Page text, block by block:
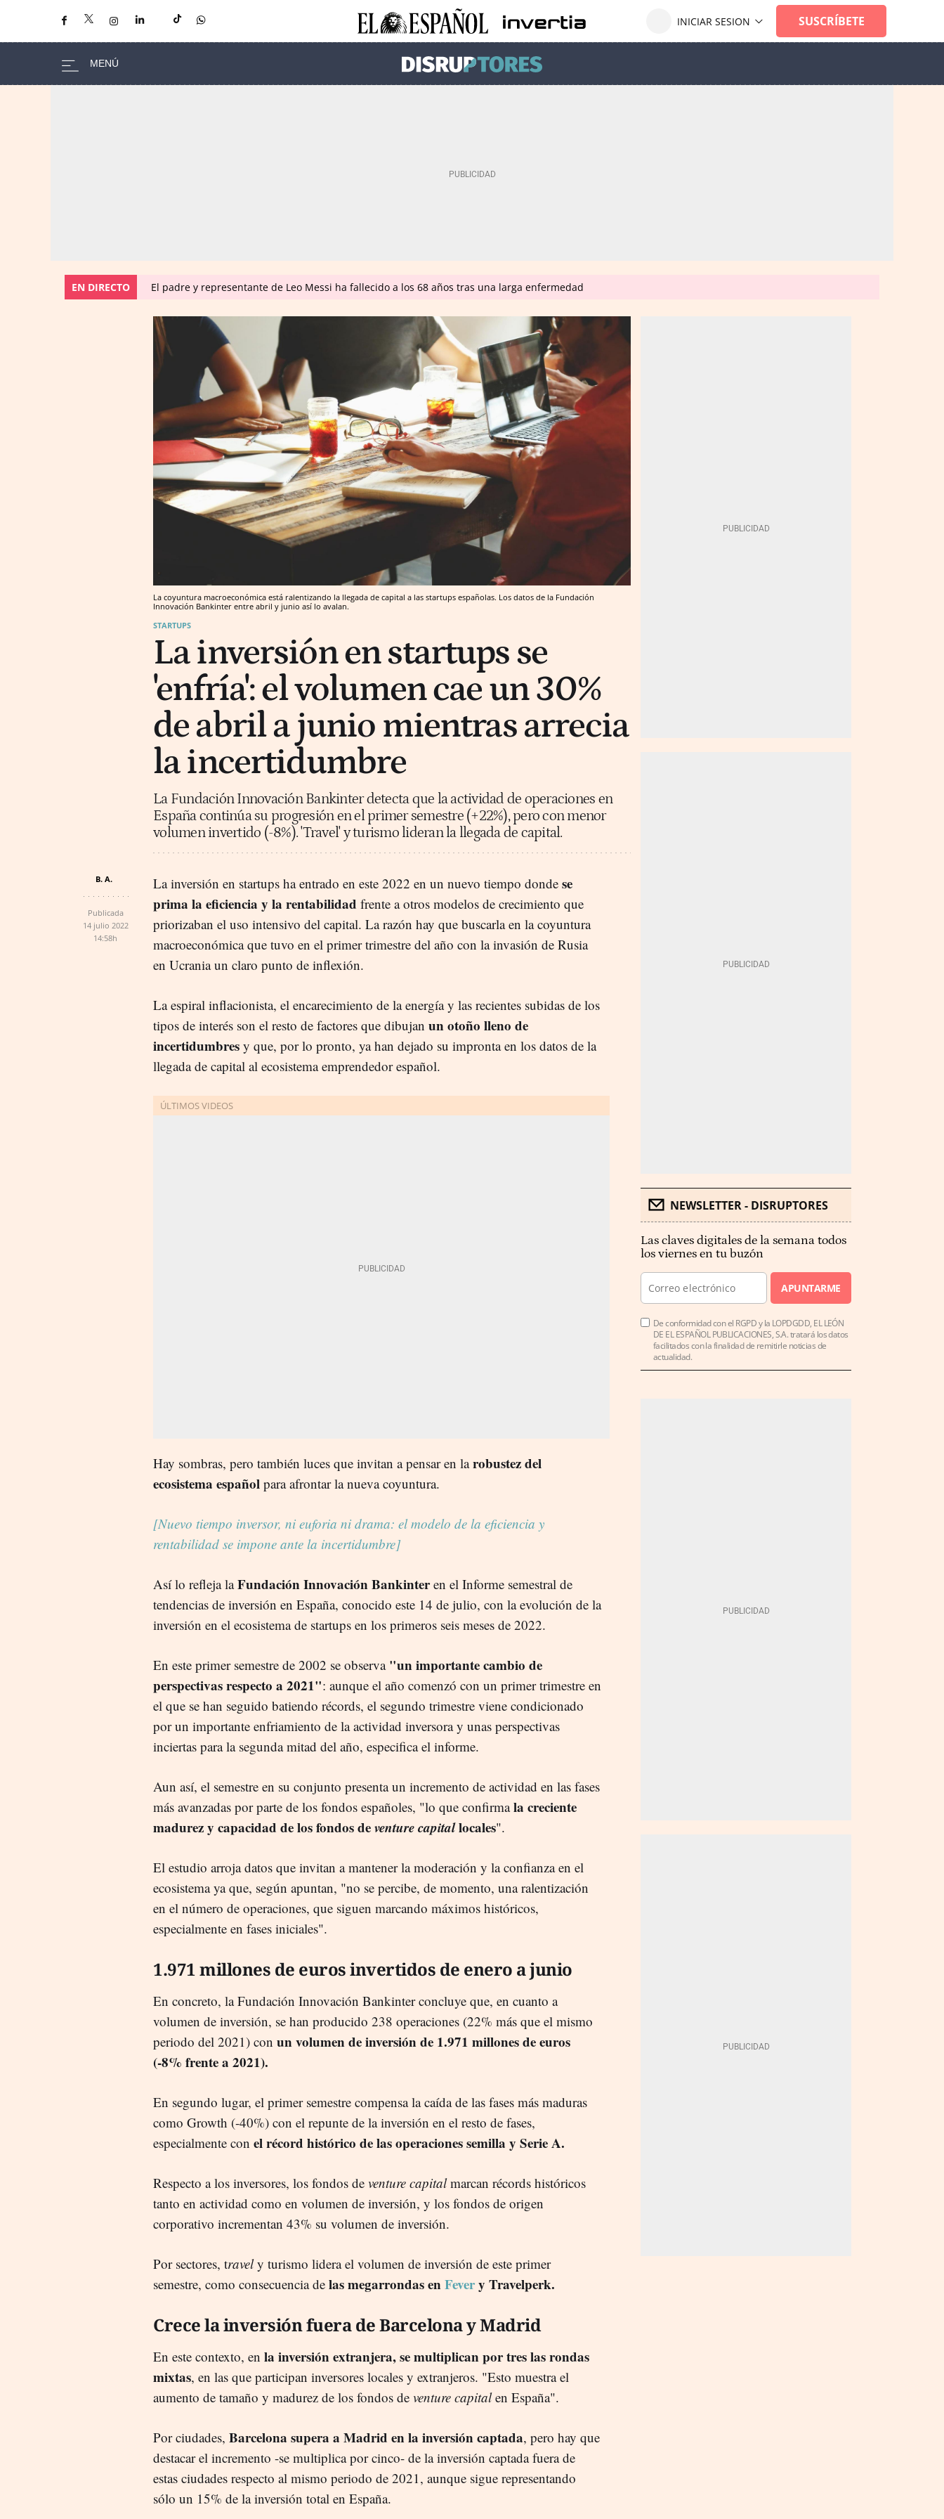
EN DIRECTO El padre y representante de Leo Messi ha fallecido a los 68 años tras una larga enfermedad
La coyuntura macroeconómica está ralentizando la llegada de capital a las startups españolas. Los datos de la Fundación
Innovación Bankinter entre abril y junio así lo avalan.
STARTUPS
La inversión en startups se
'enfría': el volumen cae un 30%
de abril a junio mientras arrecia
la incertidumbre
La Fundación Innovación Bankinter detecta que la actividad de operaciones en
España continúa su progresión en el primer semestre (+22%), pero con menor
volumen invertido (-8%). 'Travel' y turismo lideran la llegada de capital.
B. A.
Publicada
14 julio 2022
14:58h
La inversión en startups ha entrado en este 2022 en un nuevo tiempo donde se
prima la eficiencia y la rentabilidad frente a otros modelos de crecimiento que
priorizaban el uso intensivo del capital. La razón hay que buscarla en la coyuntura
macroeconómica que tuvo en el primer trimestre del año con la invasión de Rusia
en Ucrania un claro punto de inflexión.
La espiral inflacionista, el encarecimiento de la energía y las recientes subidas de los
tipos de interés son el resto de factores que dibujan un otoño lleno de
incertidumbres y que, por lo pronto, ya han dejado su impronta en los datos de la
llegada de capital al ecosistema emprendedor español.
Hay sombras, pero también luces que invitan a pensar en larobustez del
ecosistema español para afrontar la nueva coyuntura.
[Nuevo tiempo inversor, ni euforia ni drama: el modelo de la eficiencia y
rentabilidad se impone ante la incertidumbre]
Así lo refleja laFundación Innovación Bankinteren el Informe semestral de
tendencias de inversión en España, conocido este 14 de julio, con la evolución de la
inversión en el ecosistema de startups en los primeros seis meses de 2022.
En este primer semestre de 2002 se observa "un importante cambio de
perspectivas respecto a 2021": aunque el año comenzó con un primer trimestre en
el que se han seguido batiendo récords, el segundo trimestre viene condicionado
por un importante enfriamiento de la actividad inversora y unas perspectivas
inciertas para la segunda mitad del año, especifica el informe.
Aun así, el semestre en su conjunto presenta un incremento de actividad en las fases
más avanzadas por parte de los fondos españoles, "lo que confirmala creciente
madurez y capacidad de los fondos deventure capitallocales".
El estudio arroja datos que invitan a mantener la moderación y la confianza en el
ecosistema ya que, según apuntan, "no se percibe, de momento, una ralentización
en el número de operaciones, que siguen marcando máximos históricos,
especialmente en fases iniciales".
1.971 millones de euros invertidos de enero a junio
En concreto, la Fundación Innovación Bankinter concluye que, en cuanto a
volumen de inversión, se han producido 238 operaciones (22% más que el mismo
periodo del 2021) con un volumen de inversión de 1.971 millones de euros
(-8% frente a 2021).
En segundo lugar, el primer semestre compensa la caída de las fases más maduras
como Growth (-40%) con el repunte de la inversión en el resto de fases,
especialmente con el récord histórico de las operaciones semilla y Serie A.
Respecto a los inversores, los fondos de venture capitalmarcan récords históricos
tanto en actividad como en volumen de inversión, y los fondos de origen
corporativo incrementan 43% su volumen de inversión.
Por sectores, travely turismo lidera el volumen de inversión de este primer
semestre, como consecuencia de las megarrondas enFevery Travelperk.
Crece la inversión fuera de Barcelona y Madrid
En este contexto, en la inversión extranjera, se multiplican por tres las rondas
mixtas, en las que participan inversores locales y extranjeros. "Esto muestra el
aumento de tamaño y madurez de los fondos de venture capitalen España".
Por ciudades, Barcelona supera a Madrid en la inversión captada, pero hay que
destacar el incremento -se multiplica por cinco- de la inversión captada fuera de
estas ciudades respecto al mismo periodo de 2021, aunque sigue representando
sólo un 15% de la inversión total en España.
NEWSLETTER - DISRUPTORES
Las claves digitales de la semana todos
los viernes en tu buzón
APUNTARME
De conformidad con el RGPD y la LOPDGDD, EL LEÓN
DE EL ESPAÑOL PUBLICACIONES, S.A. tratará los datos
facilitados con la finalidad de remitirle noticias de
actualidad.